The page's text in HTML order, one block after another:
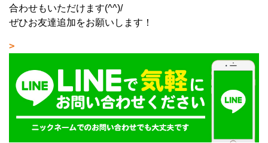
合わせもいただけます(^^)/
ぜひお友達追加をお願いします！